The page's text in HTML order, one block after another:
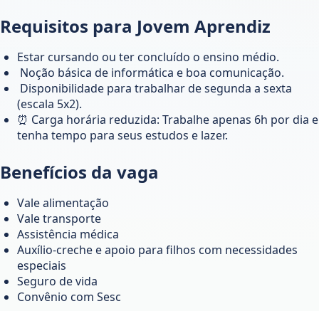
Requisitos para Jovem Aprendiz
Estar cursando ou ter concluído o ensino médio.
️ Noção básica de informática e boa comunicação.
️ Disponibilidade para trabalhar de segunda a sexta
(escala 5x2).
⏰ Carga horária reduzida: Trabalhe apenas 6h por dia e
tenha tempo para seus estudos e lazer.
Benefícios da vaga
Vale alimentação
Vale transporte
Assistência médica
Auxílio-creche e apoio para filhos com necessidades
especiais
Seguro de vida
Convênio com Sesc